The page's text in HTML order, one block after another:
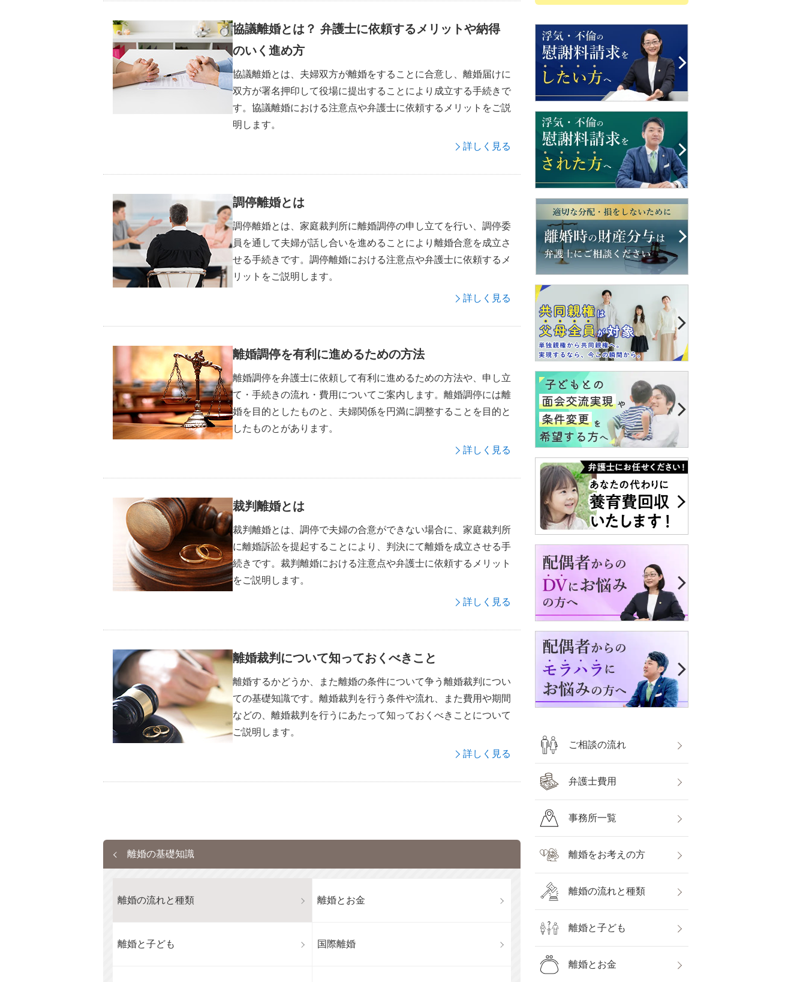
協議離婚とは？ 弁護士に依頼するメリットや納得
のいく進め方
協議離婚とは、夫婦双方が離婚をすることに合意し、離婚届けに
双方が署名押印して役場に提出することにより成立する手続きで
す。協議離婚における注意点や弁護士に依頼するメリットをご説
明します。
詳しく見る
調停離婚とは
調停離婚とは、家庭裁判所に離婚調停の申し立てを行い、調停委
員を通して夫婦が話し合いを進めることにより離婚合意を成立さ
せる手続きです。調停離婚における注意点や弁護士に依頼するメ
リットをご説明します。
詳しく見る
離婚調停を有利に進めるための方法
離婚調停を弁護士に依頼して有利に進めるための方法や、申し立
て・手続きの流れ・費用についてご案内します。離婚調停には離
婚を目的としたものと、夫婦関係を円満に調整することを目的と
したものとがあります。
詳しく見る
裁判離婚とは
裁判離婚とは、調停で夫婦の合意ができない場合に、家庭裁判所
に離婚訴訟を提起することにより、判決にて離婚を成立させる手
続きです。裁判離婚における注意点や弁護士に依頼するメリット
をご説明します。
詳しく見る
離婚裁判について知っておくべきこと
離婚するかどうか、また離婚の条件について争う離婚裁判につい
ての基礎知識です。離婚裁判を行う条件や流れ、また費用や期間
などの、離婚裁判を行うにあたって知っておくべきことについて
ご説明します。
詳しく見る
離婚の基礎知識
離婚の流れと種類 離婚とお金
離婚と子ども 国際離婚
ご相談の流れ
弁護士費用
事務所一覧
離婚をお考えの方
離婚の流れと種類
離婚と子ども
離婚とお金